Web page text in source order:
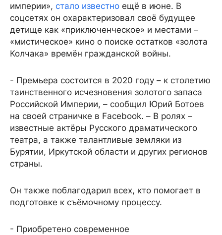
империи», стало известно ещё в июне. В
соцсетях он охарактеризовал своё будущее
детище как «приключенческое» и местами –
«мистическое» кино о поиске остатков «золота
Колчака» времён гражданской войны.
- Премьера состоится в 2020 году – к столетию
таинственного исчезновения золотого запаса
Российской Империи, – сообщил Юрий Ботоев
на своей страничке в Facebook. – В ролях –
известные актёры Русского драматического
театра, а также талантливые земляки из
Бурятии, Иркутской области и других регионов
страны.
Он также поблагодарил всех, кто помогает в
подготовке к съёмочному процессу.
- Приобретено современное